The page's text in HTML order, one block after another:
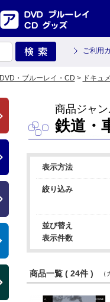
ご利用
DVD・ブルーレイ・CD > ドキュ
商品ジャ
鉄道・
表示方法
絞り込み
並び替え
表示件数
商品一覧 ( 24件 ) （